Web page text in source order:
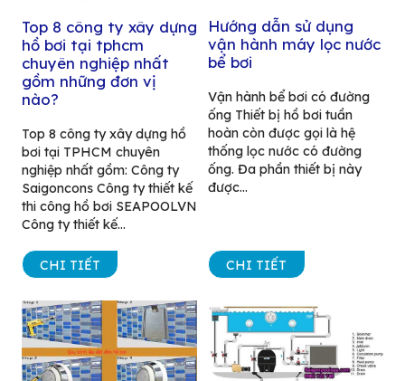
Top 8 công ty xây dựng
hồ bơi tại tphcm
chuyên nghiệp nhất
gồm những đơn vị
nào?
Top 8 công ty xây dựng hồ
bơi tại TPHCM chuyên
nghiệp nhất gồm: Công ty
Saigoncons Công ty thiết kế
thi công hồ bơi SEAPOOLVN
Công ty thiết kế...
CHI TIẾT
Hướng dẫn sử dụng
vận hành máy lọc nước
bể bơi
Vận hành bể bơi có đường
ống Thiết bị hồ bơi tuần
hoàn còn được gọi là hệ
thống lọc nước có đường
ống. Đa phần thiết bị này
được...
CHI TIẾT